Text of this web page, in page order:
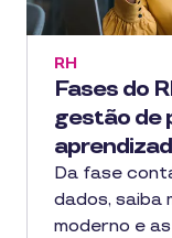
Fases do
gestão de
RH
Da fase
dados, saiba
moderno e